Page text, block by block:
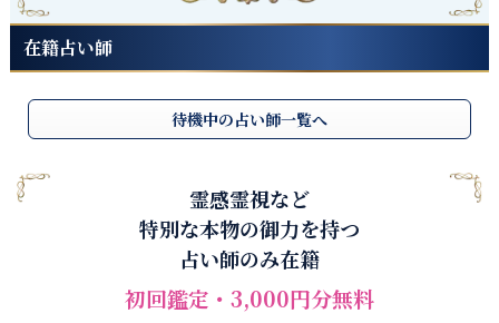
在籍占い師
待機中の占い師一覧へ
霊感霊視など
特別な本物の御力を持つ
占い師のみ在籍
初回鑑定・3,000円分無料